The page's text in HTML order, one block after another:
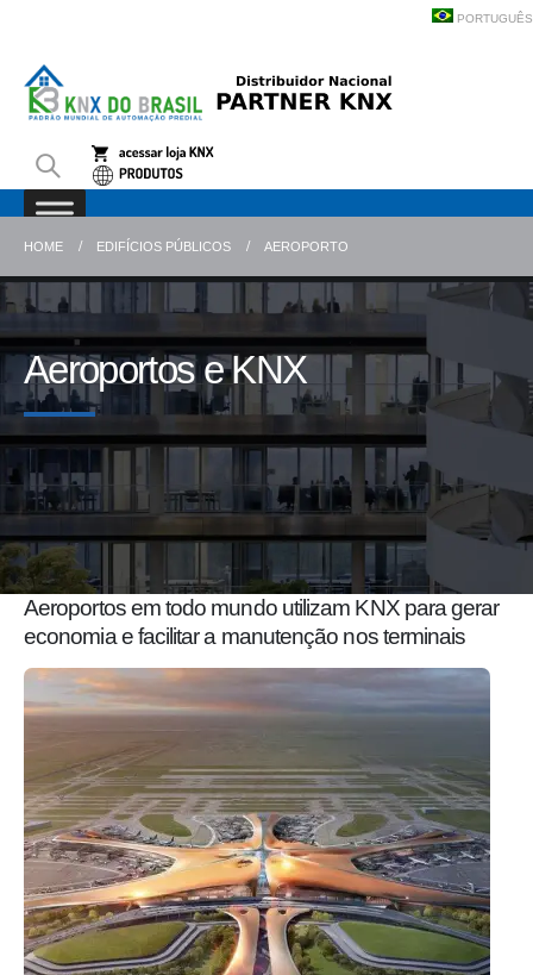
PORTUGUÊS
HOME EDIFÍCIOS PÚBLICOS AEROPORTO
Aeroportos e KNX
Aeroportos em todo mundo utilizam KNX para gerar
economia e facilitar a manutenção nos terminais